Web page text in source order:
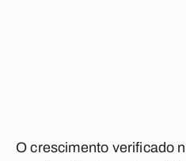
O crescimento verificado